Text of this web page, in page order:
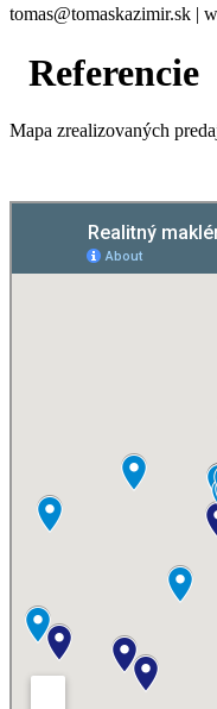
tomas@tomaskazimir.sk |
Referencie
Mapa zrealizovaných